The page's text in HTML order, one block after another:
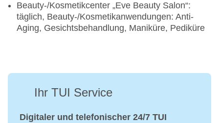
Beauty-/Kosmetikcenter „Eve Beauty Salon“:
täglich, Beauty-/Kosmetikanwendungen: Anti-
Aging, Gesichtsbehandlung, Maniküre, Pediküre
Ihr TUI Service
Digitaler und telefonischer 24/7 TUI